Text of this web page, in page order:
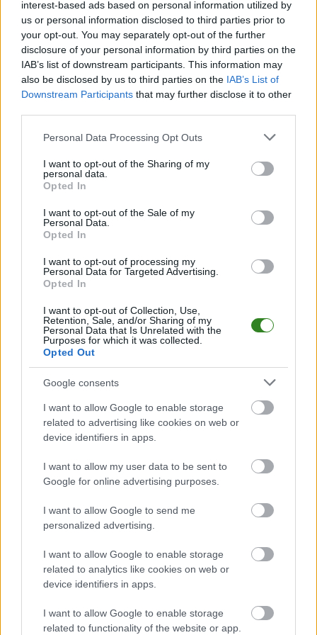
interest-based ads based on personal information utilized by
us or personal information disclosed to third parties prior to
your opt-out. You may separately opt-out of the further
disclosure of your personal information by third parties on the
IAB’s list of downstream participants. This information may
also be disclosed by us to third parties on the IAB’s List of
Downstream Participants that may further disclose it to other
Please note that this website/app uses one or more Google
not limited to your visit or usage behaviour. You may click to
grant or deny consent to Google and its third-party tags to
use your data for below specified purposes in below Google
consent section.
Personal Data Processing Opt Outs
I want to opt-out of the Sharing of my
personal data.
Opted In
I want to opt-out of the Sale of my
Personal Data.
Opted In
I want to opt-out of processing my
Personal Data for Targeted Advertising.
Opted In
I want to opt-out of Collection, Use,
Retention, Sale, and/or Sharing of my
Personal Data that Is Unrelated with the
Purposes for which it was collected.
Opted Out
Google consents
I want to allow Google to enable storage
related to advertising like cookies on web or
device identifiers in apps.
I want to allow my user data to be sent to
Google for online advertising purposes.
I want to allow Google to send me
personalized advertising.
I want to allow Google to enable storage
related to analytics like cookies on web or
device identifiers in apps.
I want to allow Google to enable storage
related to functionality of the website or app.
Wynik meczu Łęg Łowce vs Tęcza Wysock
Po zakończeniu spotkania automatycznie publikujemyoficjalny wynik
spotkania, a także dane meczowe, jeśli są dostępne.
Pełny harmonogram rozgrywek dostępny jest tutaj:Jarosław > Klasa A -
terminarz
Informacje o składach i strzelcach
W miarę dostępności danych, publikujemyskłady wyjściowe,
aktualizujemy zależnie od poziomu ligi i dostępnych źródeł.
Śledź mecze swojej drużyny
Jeśli jesteś kibicem klubu Łęg Łowce lub Tęcza Wysock - zaglądaj tutaj
meczów, wynikach, transferach i newsach klubowych
PodkarpacieLive.pl to największa baza
piłkarskichw województwie. Sprawdź nasze relacje, śledź ulubioną ligę i
Analiza przed meczem: Łęg Łowce vs Tęcza Wysock
Jarosław > Klasa A. Spotkanie zostanie rozegrane w dniu 12 października
2025. Początek meczu o godz. 15:00.
Łęg Łowceprzystępuje do tego spotkania w roli gospodarza. Jak
drużyna radzi sobie w sezonie 2025/2026 rozgrywek Jarosław > Klasa A
przed własną publicznością? Na tej stronie możecie zobaczyć tabelę
uwzględniającą tylko mecze u siebie. W tabeli biorącej pod uwagę tylko
Tęcza Wysock.
Jarosław > Klasa A - sytuacja w tabeli
zajmują14. miejsce w tabeli. Goście (Tęcza Wysock) plasują się na
miejscu.
bramkowe.
Łęg Łowce vs. Tęcza Wysock - relacja, wynik na żywo, transmisja
Wynik meczu Łęg Łowce - Tęcza Wysock znajdziesz na naszej stronie
zaraz po jego zakończeniu. Jeżeli szukasz informacji meczowych, zajrzyj
Łęg Łowce vs. Tęcza Wysock - wynik, składy, strzelcy
Jeżeli w internecie lub TV dostępna jest
albo innych spotkań Jarosław > Klasa A na
pewno znajdziesz takie informacje na naszym portalu. Możliwe jednak, że
nigdzie nie pojawi się stream online z tego pojedynku. Śledź portal